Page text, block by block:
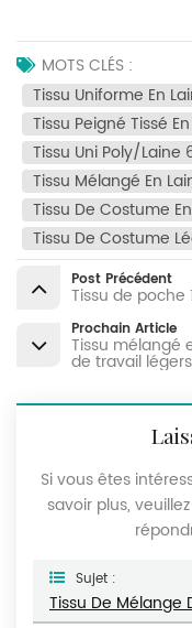
MOTS CLÉS :
Tissu Uniforme En
Tissu Peigné Tissé
Tissu Uni Poly/laine
Tissu Mélangé En
Tissu De Costume
Tissu De Costume
Post Précédent
Tissu de poche
Prochain Article
Tissu mélangé
de travail légers
Si vous êtes
savoir plus,
Sujet :